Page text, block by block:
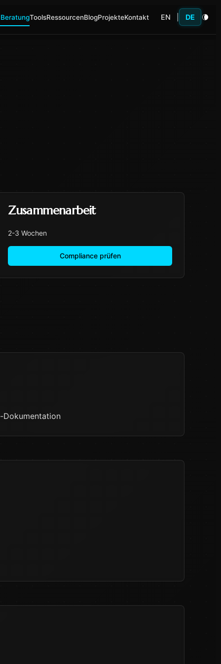
ToolsRessourcenBlogProjekteKontakt EN DE
Zusammenarbeit
2-3 Wochen
Compliance prüfen
Dokumentation